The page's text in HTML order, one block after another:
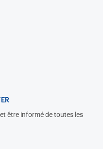
être informé de toutes les